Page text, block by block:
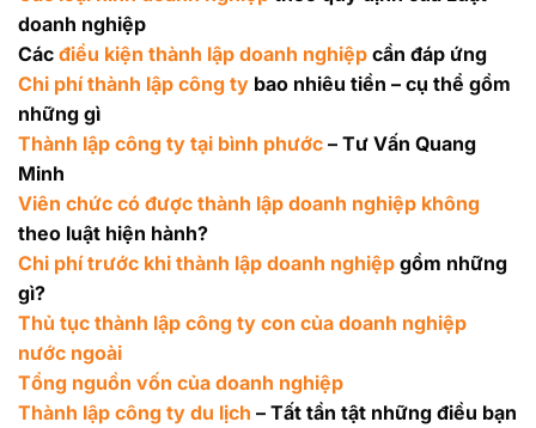
doanh nghiệp
Các điều kiện thành lập doanh nghiệp cần đáp ứng
Chi phí thành lập công ty bao nhiêu tiền – cụ thể gồm
những gì
Thành lập công ty tại bình phước – Tư Vấn Quang
Minh
Viên chức có được thành lập doanh nghiệp không
theo luật hiện hành?
Chi phí trước khi thành lập doanh nghiệp gồm những
gì?
Thủ tục thành lập công ty con của doanh nghiệp
nước ngoài
Tổng nguồn vốn của doanh nghiệp
Thành lập công ty du lịch – Tất tần tật những điều bạn